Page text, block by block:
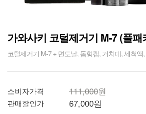
가와사키 코털제거기 M-7 (풀패
코털제거기 M-7 + 면도날, 돔형캡, 거치대, 세척액
소비자가격 111,000원
판매할인가 67,000원